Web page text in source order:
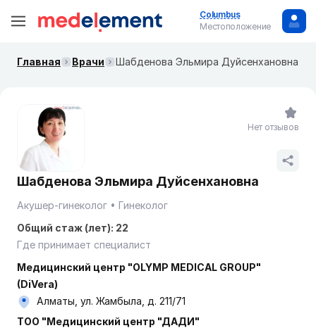
Columbus
Местоположение
Главная Врачи Шабденова Эльмира Дуйсенхановна
Шабденова Эльмира Дуйсенхановна
Акушер-гинеколог
Гинеколог
Общий стаж (лет): 22
Где принимает специалист
Медицинский центр "OLYMP MEDICAL GROUP"
(DiVera)
Алматы, ул. Жамбыла, д. 211/71
ТОО "Медицинский центр "ДАДИ"
Нет отзывов